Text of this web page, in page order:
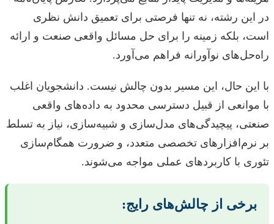
در این رشته، نه تنها فرصتی برای تعمیق دانش نظری
است، بلکه زمینه را برای حل مسائل واقعی صنعت و ارائه
راه‌حل‌های نوآورانه فراهم می‌آورد.
با این حال، این مسیر بدون چالش نیست. دانشجویان اغلب
با موانعی از قبیل دسترسی محدود به داده‌های واقعی
صنعتی، پیچیدگی‌های مدل‌سازی و شبیه‌سازی، نیاز به تسلط
بر نرم‌افزارهای تخصصی متعدد، و ضرورت همگام‌سازی
تئوری با کاربردهای عملی مواجه می‌شوند.
برخی از چالش‌های رایج: